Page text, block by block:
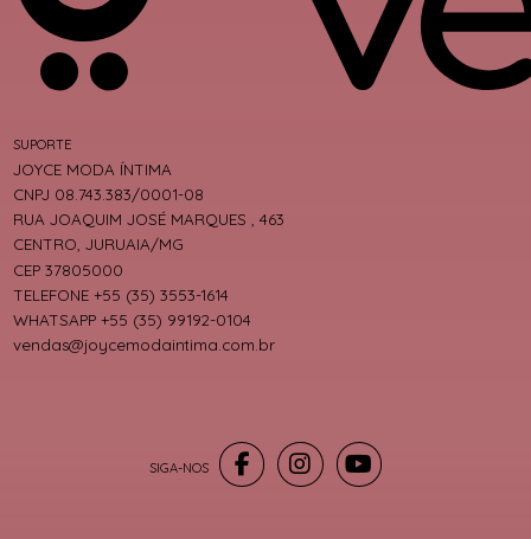
SUPORTE
JOYCE MODA ÍNTIMA
CNPJ 08.743.383/0001-08
RUA JOAQUIM JOSÉ MARQUES , 463
CENTRO, JURUAIA/MG
CEP 37805000
TELEFONE +55 (35) 3553-1614
WHATSAPP +55 (35) 99192-0104
vendas@joycemodaintima.com.br